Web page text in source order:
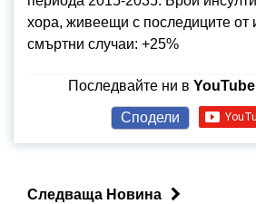
хора, живеещи с последиците от
смъртни случаи: +25%
Последвайте ни в YouTube
Сподели
Следваща Новина